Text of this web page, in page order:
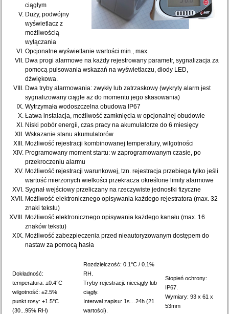
ciągłym
Duży, podwójny
wyświetlacz z
możliwością
wyłączania
Opcjonalne wyświetlanie wartości min., max.
Dwa progi alarmowe na każdy rejestrowany parametr, sygnalizacja za
pomocą pulsowania wskazań na wyświetlaczu, diody LED,
dźwiękowa.
Dwa tryby alarmowania: zwykły lub zatrzaskowy (wykryty alarm jest
sygnalizowany ciągle aż do momentu jego skasowania)
Wytrzymała wodoszczelna obudowa IP67
Łatwa instalacja, możliwość zamknięcia w opcjonalnej obudowie
Niski pobór energii, czas pracy na akumulatorze do 6 miesięcy
Wskazanie stanu akumulatorów
Możliwość rejestracji kombinowanej temperatury, wilgotności
Programowany moment startu: w zaprogramowanym czasie, po
przekroczeniu alarmu
Możliwość rejestracji warunkowej, tzn. rejestracja przebiega tylko jeśli
wartość mierzonych wielkości przekracza określone limity alarmowe
Sygnał wejściowy przeliczany na rzeczywiste jednostki fizyczne
Możliwość elektronicznego opisywania każdego rejestratora (max. 32
znaki tekstu)
Możliwość elektronicznego opisywania każdego kanału (max. 16
znaków tekstu)
Możliwość zabezpieczenia przed nieautoryzowanym dostępem do
nastaw za pomocą hasła
Dokładność:
temperatura: ±0.4°C
wilgotność: ±2.5%
punkt rosy: ±1.5°C
(30...95% RH)
Rozdzielczość: 0.1°C / 0.1%
RH.
Tryby rejestracji: nieciągły lub
ciągły.
Interwał zapisu: 1s…24h (21
wartości).
Stopień ochrony:
IP67.
Wymiary: 93 x 61 x
53mm